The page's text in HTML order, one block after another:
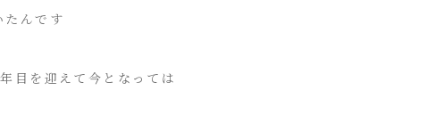
たんです
目を迎えて今となっては